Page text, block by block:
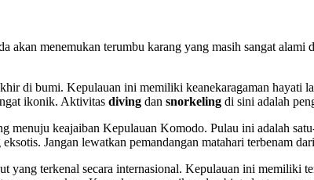
akan menemukan terumbu karang yang masih sangat
di bumi. Kepulauan ini memiliki keanekaragaman hayati
ikonik. Aktivitas diving dan snorkeling di sini adalah
menuju keajaiban Kepulauan Komodo. Pulau ini adalah
Jangan lewatkan pemandangan matahari terbenam
yang terkenal secara internasional. Kepulauan ini memiliki